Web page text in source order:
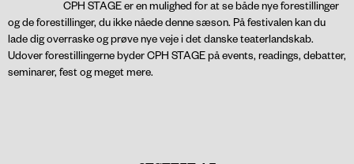
CPH STAGE er en mulighed for at se både nye forestillinger
og de forestillinger, du ikke nåede denne sæson. På festivalen kan du
lade dig overraske og prøve nye veje i det danske teaterlandskab.
Udover forestillingerne byder CPH STAGE på events, readings, debatter,
seminarer, fest og meget mere.